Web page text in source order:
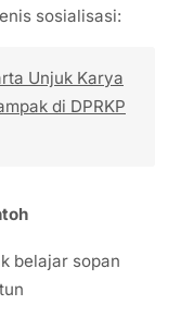
sosialisasi:
Unjuk Karya
di DPRKP
belajar sopan